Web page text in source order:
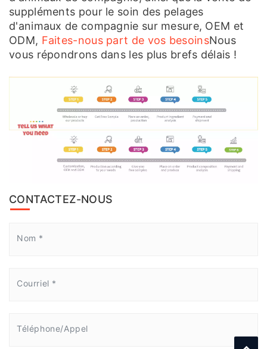
suppléments pour le soin des pelages
d'animaux de compagnie sur mesure, OEM et
ODM, Faites-nous part de vos besoinsNous
vous répondrons dans les plus brefs délais !
CONTACTEZ-NOUS